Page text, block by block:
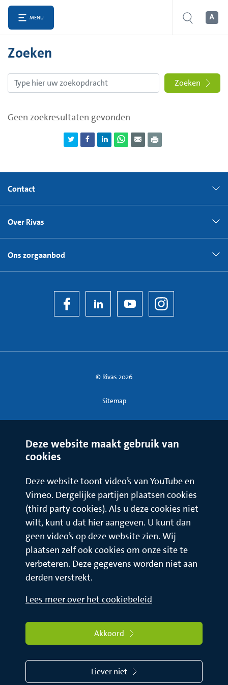
MENU
Zoeken
Zoeken
Geen zoekresultaten gevonden
Contact
Over Rivas
Ons zorgaanbod
© Rivas 2026
Sitemap
Deze website maakt gebruik van
cookies
Deze website toont video’s van YouTube en
Vimeo. Dergelijke partijen plaatsen cookies
(third party cookies). Als u deze cookies niet
wilt, kunt u dat hier aangeven. U kunt dan
geen video’s op deze website zien. Wij
plaatsen zelf ook cookies om onze site te
verbeteren. Deze gegevens worden niet aan
derden verstrekt.
Lees meer over het cookiebeleid
Akkoord
Liever niet